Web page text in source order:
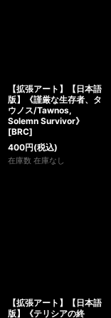
【拡張アート】【日本語
版】《謹厳な生存者、タ
ウノス/Tawnos,
Solemn Survivor》
[BRC]
400円(税込)
在庫数 在庫なし
【拡張アート】【日本語
版】《テリシアの終